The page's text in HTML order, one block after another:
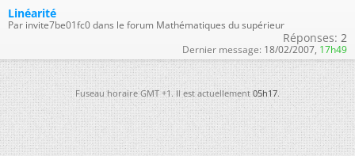
Linéarité
Par invite7be01fc0 dans le forum Mathématiques du supérieur
Réponses: 2
Dernier message: 18/02/2007, 17h49
Fuseau horaire GMT +1. Il est actuellement05h17.